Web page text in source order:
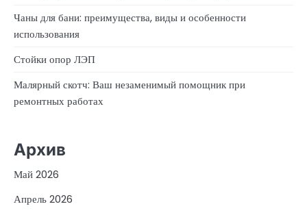
Чаны для бани: преимущества, виды и особенности
использования
Стойки опор ЛЭП
Малярный скотч: Ваш незаменимый помощник при
ремонтных работах
Архив
Май 2026
Апрель 2026